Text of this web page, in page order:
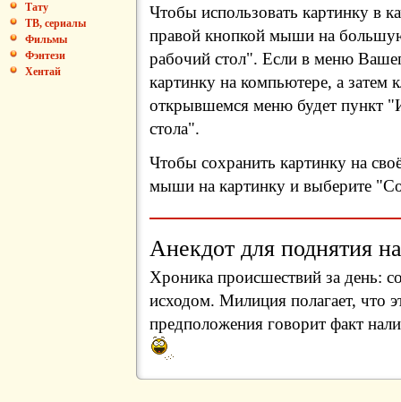
Тату
ТВ, сериалы
Фильмы
Фэнтези
Хентай
Чтобы использовать картинку в
правой кнопкой мыши на
рабочий стол". Если в меню
картинку на компьютере, а затем
открывшемся меню будет пункт
стола".
Чтобы сохранить картинку на
мыши на картинку и выберите
Анекдот для поднятия
Хроника происшествий за день:
исходом. Милиция полагает, что
предположения говорит факт